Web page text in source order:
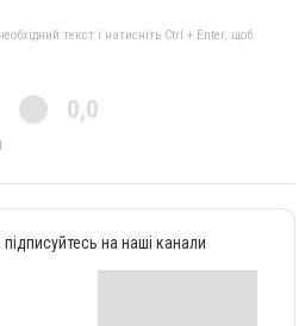
текст і натисніть Ctrl + Enter, щоб
0,0
на наші канали